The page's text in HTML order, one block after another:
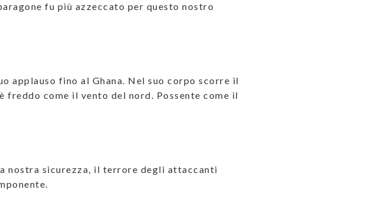
fu più azzeccato per questo nostro
applauso fino al Ghana. Nel suo corpo scorre il
freddo come il vento del nord. Possente come il
nostra sicurezza, il terrore degli attaccanti